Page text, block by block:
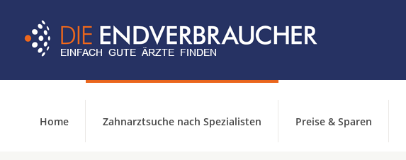
Home Zahnarztsuche nach Spezialisten Preise & Sparen